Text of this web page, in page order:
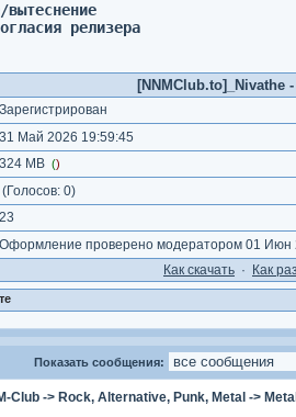
вытеснение
релизера
[NNMClub.to]_Nivathe
Зарегистрирован
31 Май 2026 19:59:45
324 MB ()
(Голосов: 0)
23
Оформление проверено модератором 01 Июн
Как cкачать · Как
Показать сообщения:
Club-> Rock, Alternative, Punk, Metal ->